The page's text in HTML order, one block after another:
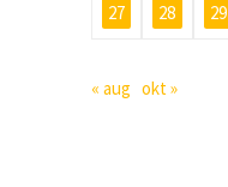
27 28 29
« aug okt »